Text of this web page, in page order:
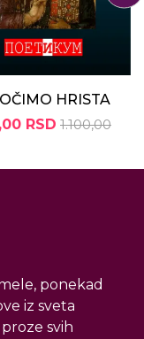
HRISTA
RSD 1.100,00
ponekad
iz sveta
svih